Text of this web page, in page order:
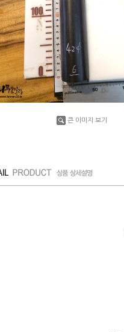
큰 이미지 보기